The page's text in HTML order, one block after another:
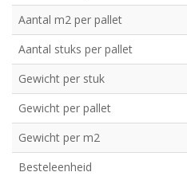
Aantal m2 per pallet
Aantal stuks per pallet
Gewicht per stuk
Gewicht per pallet
Gewicht per m2
Besteleenheid